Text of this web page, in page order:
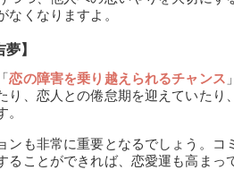
なくなりますよ。
】
恋の障害を乗り越えられるチャンス
り、恋人との倦怠期を迎えていたり
ンも非常に重要となるでしょう。コ
ることができれば、恋愛運も高まっ